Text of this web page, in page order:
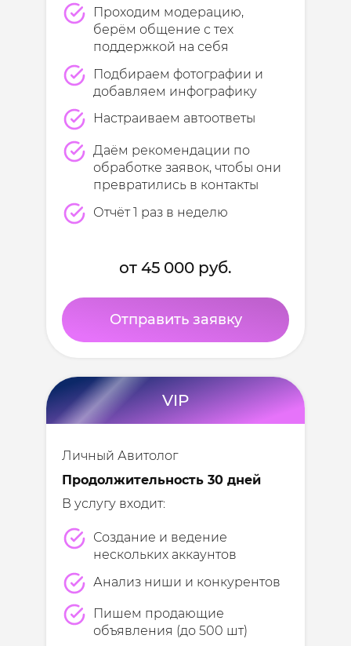
Проходим модерацию,
берём общение с тех
поддержкой на себя
Подбираем фотографии и
добавляем инфографику
Настраиваем автоответы
Даём рекомендации по
обработке заявок, чтобы они
превратились в контакты
Отчёт 1 раз в неделю
от 45 000 руб.
Отправить заявку
VIP
Личный Авитолог
Продолжительность 30 дней
В услугу входит:
Создание и ведение
нескольких аккаунтов
Анализ ниши и конкурентов
Пишем продающие
объявления (до 500 шт)